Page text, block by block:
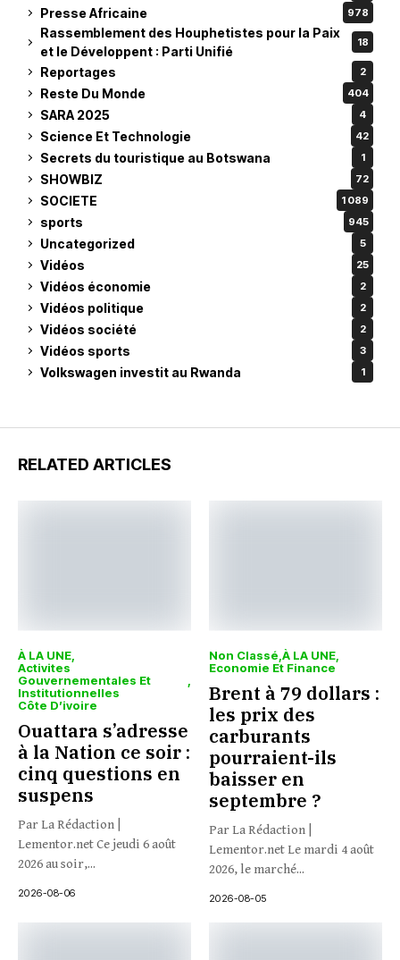
Presse Africaine 978
Rassemblement des Houphetistes pour la Paix
et le Développent : Parti Unifié
18
Reportages 2
Reste Du Monde 404
SARA 2025 4
Science Et Technologie 42
Secrets du touristique au Botswana 1
SHOWBIZ 72
SOCIETE 1 089
sports 945
Uncategorized 5
Vidéos 25
Vidéos économie 2
Vidéos politique 2
Vidéos société 2
Vidéos sports 3
Volkswagen investit au Rwanda 1
RELATED ARTICLES
À LA UNE
Activites
Gouvernementales Et
Institutionnelles
Côte D’ivoire
Ouattara s’adresse
à la Nation ce soir :
cinq questions en
suspens
Par La Rédaction |
Lementor.net Ce jeudi 6 août
2026 au soir,...
2026-08-06
Non Classé À LA UNE
Economie Et Finance
Brent à 79 dollars :
les prix des
carburants
pourraient-ils
baisser en
septembre ?
Par La Rédaction |
Lementor.net Le mardi 4 août
2026, le marché...
2026-08-05